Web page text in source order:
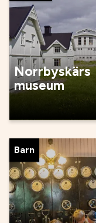
Norrbyskärs
museum
Barn